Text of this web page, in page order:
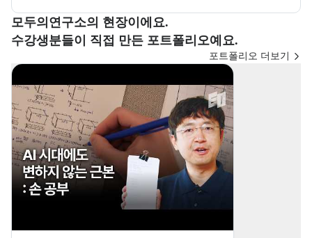
모두의연구소의 현장이에요.
수강생 포트폴리오 카드 목록을 안내한다.
수강생분들이 직접 만든 포트폴리오예요.
포트폴리오 더보기